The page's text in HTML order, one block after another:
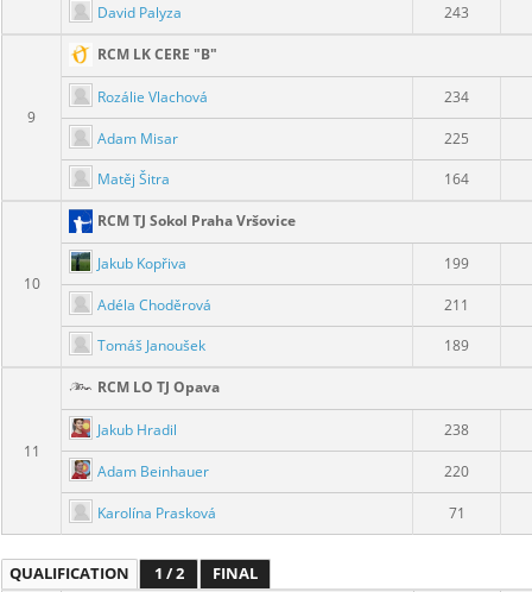
David Palyza
243
9
RCM LK CERE "B"
Rozálie Vlachová 234
Adam Misar
225
Matěj Šitra
164
10
RCM TJ Sokol Praha Vršovice
Jakub Kopřiva 199
Adéla Choděrová
211
Tomáš Janoušek
189
11
RCM LO TJ Opava
Jakub Hradil 238
Adam Beinhauer 220
Karolína Prasková 71
QUALIFICATION 1 / 2
FINAL